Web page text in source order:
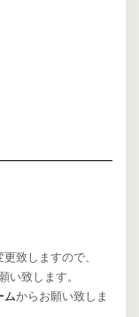
致しますので、
致します。
ムからお願い致しま